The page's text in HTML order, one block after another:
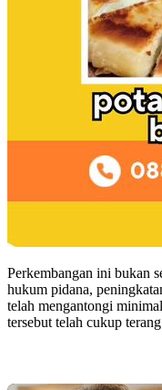
Perkembangan ini bukan
hukum pidana,
telah mengantongi
tersebut telah cukup